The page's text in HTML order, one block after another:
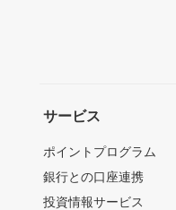
サービス
ポイントプログラム
銀行との口座連携
投資情報サービス